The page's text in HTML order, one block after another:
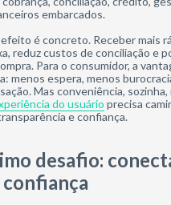
embarcados.
é concreto. Receber mais
reduz custos de conciliação e
Para o consumidor, a
menos espera, menos
Mas conveniência,
do usuário precisa
e confiança.
desafio: